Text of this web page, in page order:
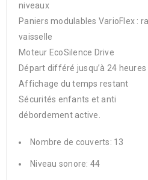
niveaux
Paniers modulables VarioFlex :
vaisselle
Moteur EcoSilence Drive
Départ différé jusqu’à 24 heures
Affichage du temps restant
Sécurités enfants et anti
débordement active.
Nombre de couverts: 13
Niveau sonore: 44